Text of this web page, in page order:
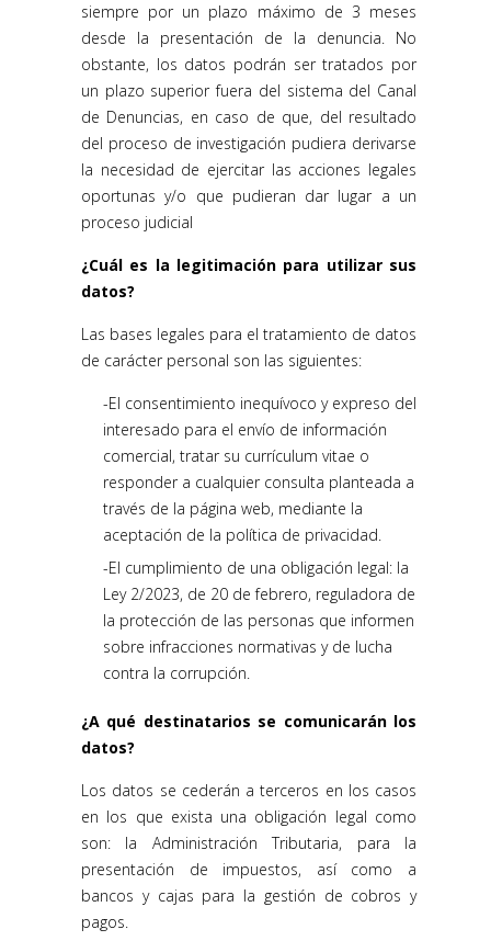
siempre por un plazo máximo de 3 meses
desde la presentación de la denuncia. No
obstante, los datos podrán ser tratados por
un plazo superior fuera del sistema del Canal
de Denuncias, en caso de que, del resultado
del proceso de investigación pudiera derivarse
la necesidad de ejercitar las acciones legales
oportunas y/o que pudieran dar lugar a un
proceso judicial
¿Cuál es la legitimación para utilizar sus
datos?
Las bases legales para el tratamiento de datos
de carácter personal son las siguientes:
El consentimiento inequívoco y expreso del
interesado para el envío de información
comercial, tratar su currículum vitae o
responder a cualquier consulta planteada a
través de la página web, mediante la
aceptación de la política de privacidad.
El cumplimiento de una obligación legal: la
Ley 2/2023, de 20 de febrero, reguladora de
la protección de las personas que informen
sobre infracciones normativas y de lucha
contra la corrupción.
¿A qué destinatarios se comunicarán los
datos?
Los datos se cederán a terceros en los casos
en los que exista una obligación legal como
son: la Administración Tributaria, para la
presentación de impuestos, así como a
bancos y cajas para la gestión de cobros y
pagos.